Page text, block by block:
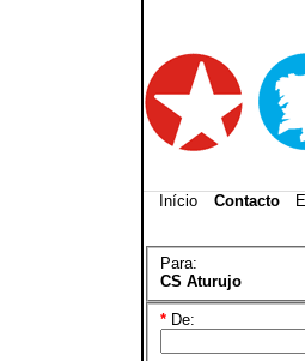
Início Contacto
Para:
CS Aturujo
* De: